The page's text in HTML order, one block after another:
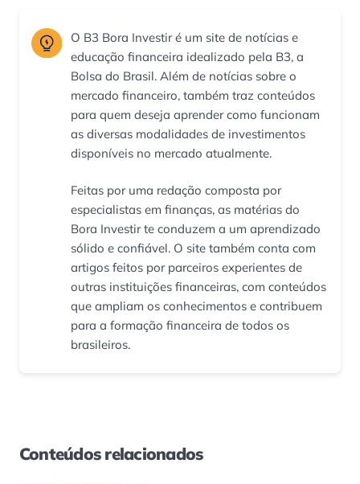
O B3 Bora Investir é um site de notícias e
educação financeira idealizado pela B3, a
Bolsa do Brasil. Além de notícias sobre o
mercado financeiro, também traz conteúdos
para quem deseja aprender como funcionam
as diversas modalidades de investimentos
disponíveis no mercado atualmente.
Feitas por uma redação composta por
especialistas em finanças, as matérias do
Bora Investir te conduzem a um aprendizado
sólido e confiável. O site também conta com
artigos feitos por parceiros experientes de
outras instituições financeiras, com conteúdos
que ampliam os conhecimentos e contribuem
para a formação financeira de todos os
brasileiros.
Conteúdos relacionados